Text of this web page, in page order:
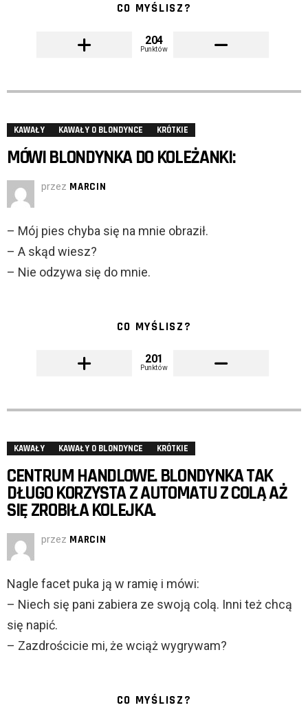
CO MYŚLISZ?
204
Punktów
KAWAŁY KAWAŁY O BLONDYNCE KRÓTKIE
MÓWI BLONDYNKA DO KOLEŻANKI:
przez MARCIN
– Mój pies chyba się na mnie obraził.
– A skąd wiesz?
– Nie odzywa się do mnie.
CO MYŚLISZ?
201
Punktów
KAWAŁY KAWAŁY O BLONDYNCE KRÓTKIE
CENTRUM HANDLOWE. BLONDYNKA TAK
DŁUGO KORZYSTA Z AUTOMATU Z COLĄ AŻ
SIĘ ZROBIŁA KOLEJKA.
przez MARCIN
Nagle facet puka ją w ramię i mówi:
– Niech się pani zabiera ze swoją colą. Inni też chcą
się napić.
– Zazdrościcie mi, że wciąż wygrywam?
CO MYŚLISZ?